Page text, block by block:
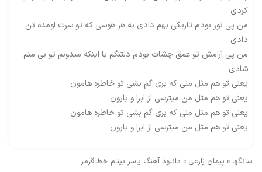
کردی
من پی نور بودم تاریکی بهم دادی به هر هوسی که تو سرت اومده تن
دادی
من پی آرامش تو عمق چشات بودم دلتنگم با اینکه میدونم تو بی منم
شادی
یعنی تو هم مثل منی که بری گم بشی تو خاطره هامون
یعنی تو هم مثل من میترسی از ابرا و بارون
یعنی تو هم مثل منی که بری گم بشی تو خاطره هامون
یعنی تو هم مثل من میترسی از ابرا و بارون
سانگها » پیمان زارعی » دانلود آهنگ یاسر بینام خط قرمز